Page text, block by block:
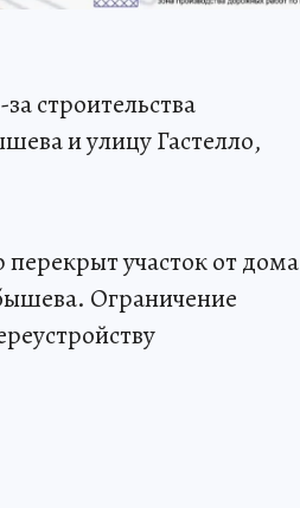
строительства
и улицу Гастелло,
перекрыт участок от дома
Ограничение